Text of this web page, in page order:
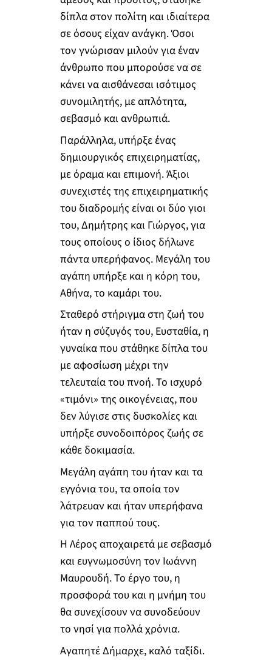
δίπλα στον πολίτη και ιδιαίτερα
σε όσους είχαν ανάγκη. Όσοι
τον γνώρισαν μιλούν για έναν
άνθρωπο που μπορούσε να σε
κάνει να αισθάνεσαι ισότιμος
συνομιλητής, με απλότητα,
σεβασμό και ανθρωπιά.
Παράλληλα, υπήρξε ένας
δημιουργικός επιχειρηματίας,
με όραμα και επιμονή. Άξιοι
συνεχιστές της επιχειρηματικής
του διαδρομής είναι οι δύο γιοι
του, Δημήτρης και Γιώργος, για
τους οποίους ο ίδιος δήλωνε
πάντα υπερήφανος. Μεγάλη του
αγάπη υπήρξε και η κόρη του,
Αθήνα, το καμάρι του.
Σταθερό στήριγμα στη ζωή του
ήταν η σύζυγός του, Ευσταθία, η
γυναίκα που στάθηκε δίπλα του
με αφοσίωση μέχρι την
τελευταία του πνοή. Το ισχυρό
«τιμόνι» της οικογένειας, που
δεν λύγισε στις δυσκολίες και
υπήρξε συνοδοιπόρος ζωής σε
κάθε δοκιμασία.
Μεγάλη αγάπη του ήταν και τα
εγγόνια του, τα οποία τον
λάτρευαν και ήταν υπερήφανα
για τον παππού τους.
Η Λέρος αποχαιρετά με σεβασμό
και ευγνωμοσύνη τον Ιωάννη
Μαυρουδή. Το έργο του, η
προσφορά του και η μνήμη του
θα συνεχίσουν να συνοδεύουν
το νησί για πολλά χρόνια.
Αγαπητέ Δήμαρχε, καλό ταξίδι.